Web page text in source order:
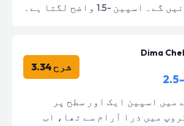
-1.5 واضح لگتا ہے۔
Dima
شرح 3.34
میں اسپین ایک اور سطح پر
میں ذرا آرام سے تھا، اب